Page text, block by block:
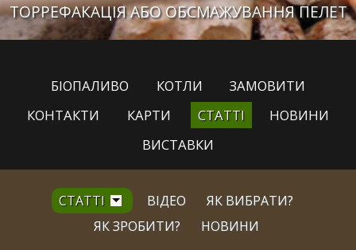
ТОРРЕФАКАЦІЯ АБО ОБСМАЖУВАННЯ ПЕЛЕТ
БІОПАЛИВО КОТЛИ
ЗАМОВИТИ
КОНТАКТИ
КАРТИ СТАТТІ
НОВИНИ
ВИСТАВКИ
СТАТТІ ВІДЕО
ЯК ВИБРАТИ?
ЯК ЗРОБИТИ?
НОВИНИ